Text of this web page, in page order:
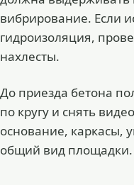
вибрирование. Если
гидроизоляция,
нахлесты.
До приезда бетона
по кругу и снять
основание, каркасы,
общий вид площадки.